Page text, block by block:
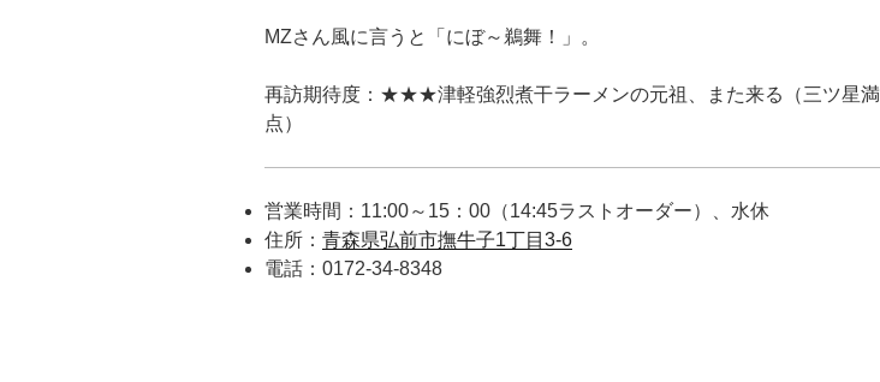
MZさん風に言うと「にぼ～鵜舞！」。
再訪期待度：★★★津軽強烈煮干ラーメンの元祖、また来る（三ツ星満
点）
営業時間：11:00～15：00（14:45ラストオーダー）、水休
住所： 青森県弘前市撫牛子1丁目3-6
電話：0172-34-8348